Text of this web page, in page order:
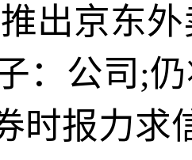
出京东外
：公司;
时报力求